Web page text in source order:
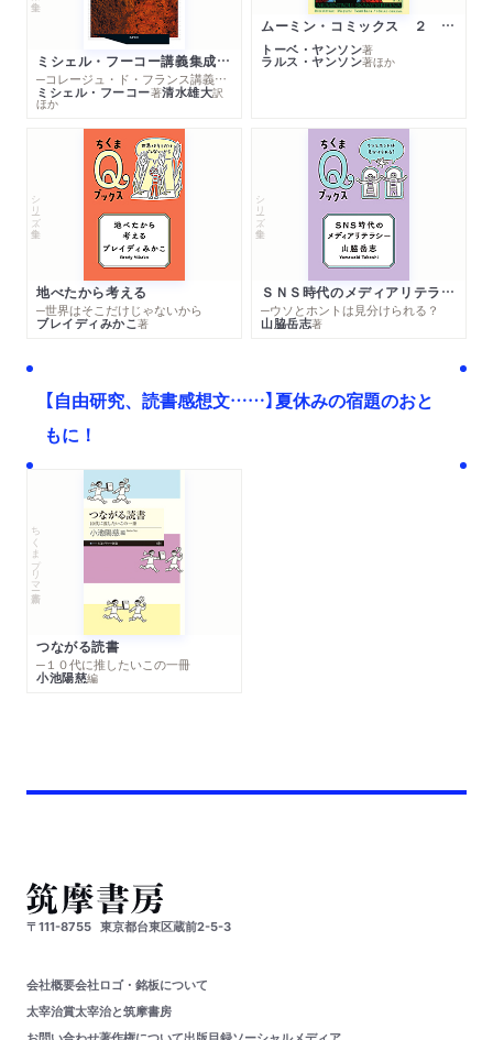
ミシェル・フーコー講義集成１０ 主体性と真理
─コレージュ・ド・フランス講義１９８０－１９８１年度
ミシェル・フーコー著清水雄大訳
ほか
ムーミン・コミックス ２ あこがれの遠い土地
トーベ・ヤンソン著
ラルス・ヤンソン著ほか
シリーズ・全集
地べたから考える
─世界はそこだけじゃないから
ブレイディみかこ著
シリーズ・全集
ＳＮＳ時代のメディアリテラシー
─ウソとホントは見分けられる？
山脇岳志著
【自由研究、読書感想文……】夏休みの宿題のおと
もに！
ちくまプリマー新書
つながる読書
─１０代に推したいこの一冊
小池陽慈編
〒111-8755 東京都台東区蔵前2-5-3
会社概要会社ロゴ・銘板について
太宰治賞太宰治と筑摩書房